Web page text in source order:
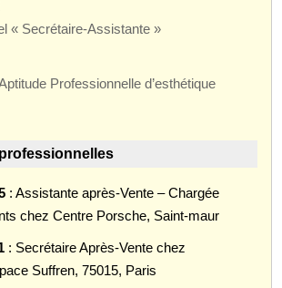
« Secrétaire-Assistante »
Professionnelle d’esthétique
: Assistante après-Vente – Chargée
chez Centre Porsche, Saint-maur
: Secrétaire Après-Vente chez
Suffren, 75015, Paris